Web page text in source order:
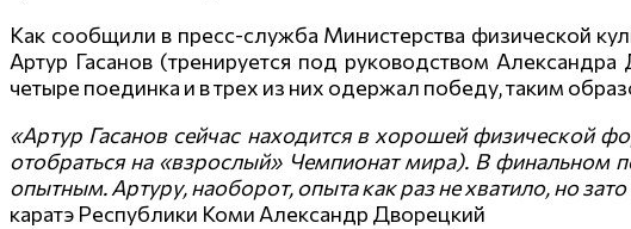
Как сообщили в пресс-служба Министерства физической
Артур Гасанов (тренируется под руководством
четыре поединка и в трех из них одержал победу, таким
«Артур Гасанов сейчас находится в хорошей физической
отобраться на «взрослый» Чемпионат мира). В финальном
опытным. Артуру, наоборот, опыта как раз не хватило, но
каратэ Республики Коми Александр Дворецкий